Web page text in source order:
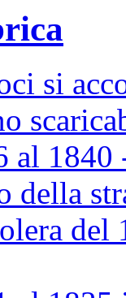
si
1840
della